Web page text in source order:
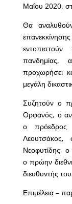
Μαΐου 2020,
Θα
πανδημίας,
προχωρήσει
μεγάλη
Συζητούν ο
Ορφανός, ο
ο πρόεδρος
Λεουτσάκος,
Νεοφυτίδης,
ο πρώην
διευθυντής
Επιμέλεια –